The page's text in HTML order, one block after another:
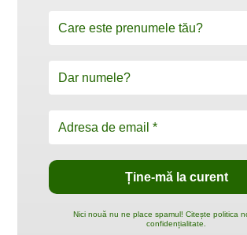
Nici nouă nu ne place spamul! Citește politica
confidențialitate.